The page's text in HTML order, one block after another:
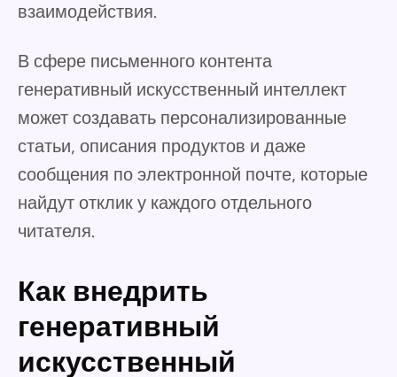
взаимодействия.
В сфере письменного контента
генеративный искусственный интеллект
может создавать персонализированные
статьи, описания продуктов и даже
сообщения по электронной почте, которые
найдут отклик у каждого отдельного
читателя.
Как внедрить
генеративный
искусственный